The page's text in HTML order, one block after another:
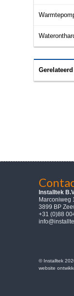
Gerelateerd
Installtek
Marconiweg
3899 BP
+31 (0)88
© Installtek
website